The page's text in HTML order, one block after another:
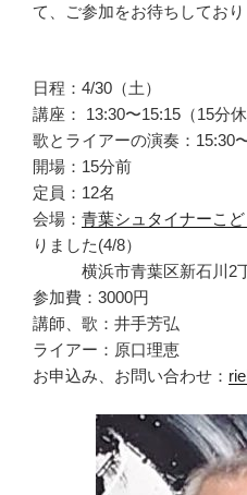
て、ご参加をお待ちしており
日程：4/30（土）
講座： 13:30〜15:15（15分休
歌とライアーの演奏： 15:30
開場：15分前
定員：12名
会場： 青葉シュタイナーこ
りました(4/8）
横浜市青葉区新石川2丁
参加費：3000円
講師、歌：井手芳弘
ライアー：原口理恵
お申込み、お問い合わせ：